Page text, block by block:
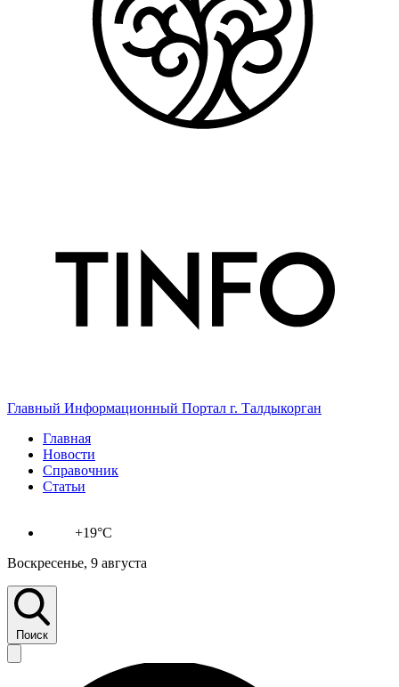
Главный Информационный Портал г. Талдыкорган
Главная
Новости
Справочник
Статьи
+19°C
Воскресенье, 9 августа
Поиск